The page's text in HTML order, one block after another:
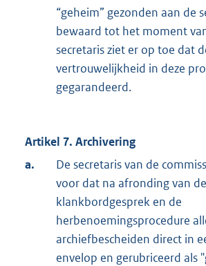
“geheim” gezonden aan de
bewaard tot het moment
secretaris ziet er op toe dat
vertrouwelijkheid in deze
gegarandeerd.
Artikel 7. Archivering
a.
De secretaris van de
voor dat na afronding van
klankbordgesprek en de
herbenoemingsprocedure
archiefbescheiden direct in
envelop en gerubriceerd als